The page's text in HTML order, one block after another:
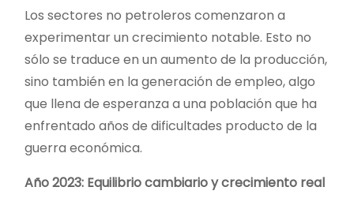
Los sectores no petroleros comenzaron a
experimentar un crecimiento notable. Esto no
sólo se traduce en un aumento de la producción,
sino también en la generación de empleo, algo
que llena de esperanza a una población que ha
enfrentado años de dificultades producto de la
guerra económica.
Año 2023: Equilibrio cambiario y crecimiento real